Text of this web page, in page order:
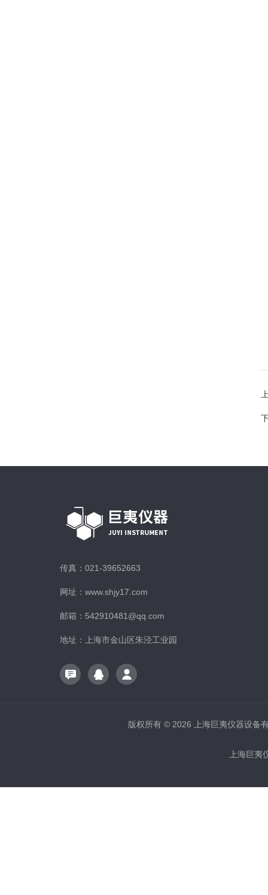
传真：021-39652663
网址：www.shjy17.com
邮箱：542910481@qq.com
地址：上海市金山区朱泾工业园
版权所有 © 2026 上海巨夷仪器设
上海巨